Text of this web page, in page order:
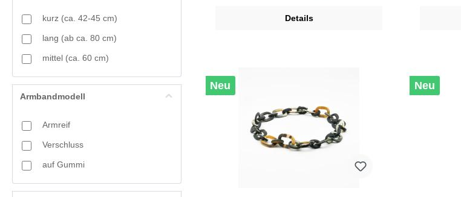
Woodland
Lumbasamen
Materialmix
Metall
Muschel
Papercoated
Perlmutt
Sterling-Silber
kurz (ca. 42-45 cm)
lang (ab ca. 80 cm)
mittel (ca. 60 cm)
Armbandmodell
Armreif
Verschluss
auf Gummi
Details
Neu Neu